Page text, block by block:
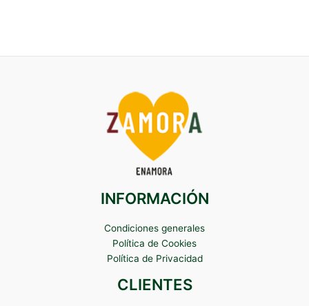
INFORMACIÓN
Condiciones generales
Política de Cookies
Política de Privacidad
CLIENTES